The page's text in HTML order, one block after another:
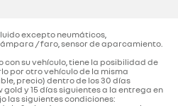
excepto neumáticos,
/ faro, sensor de aparcamiento.‌
con su vehículo, tiene la posibilidad de
por otro vehículo de la misma
precio) dentro de los 30 días
y 15 días siguientes a la entrega en
las siguientes condiciones: